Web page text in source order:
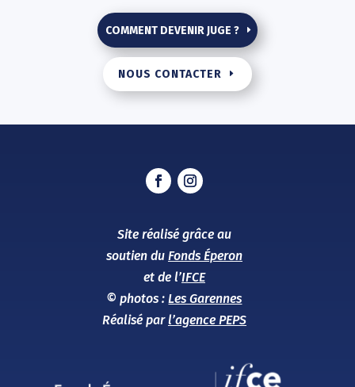
Cliquez ci-contre !
COMMENT DEVENIR JUGE ?
NOUS CONTACTER
Site réalisé grâce au
soutien du Fonds Éperon
et de l’IFCE
© photos :Les Garennes
Réalisé parl’agence PEPS